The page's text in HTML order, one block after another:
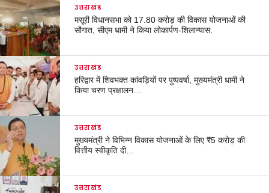
उत्तराखंड
मसूरी विधानसभा को 17.80 करोड़ की विकास योजनाओं की
सौगात, सीएम धामी ने किया लोकार्पण-शिलान्यास.
उत्तराखंड
हरिद्वार में शिवभक्त कांवड़ियों पर पुष्पवर्षा, मुख्यमंत्री धामी ने
किया चरण प्रक्षालन…
उत्तराखंड
मुख्यमंत्री ने विभिन्न विकास योजनाओं के लिए ₹5 करोड़ की
वित्तीय स्वीकृति दी…
उत्तराखंड